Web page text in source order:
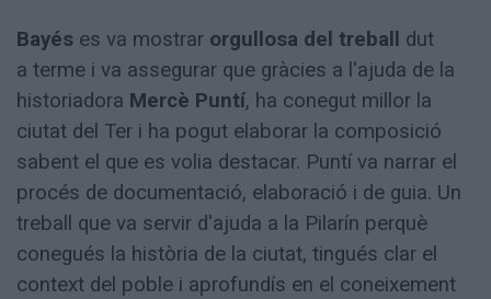
Bayés es va mostrar orgullosa del treball dut
a terme i va assegurar que gràcies a l'ajuda de la
historiadora Mercè Puntí, ha conegut millor la
ciutat del Ter i ha pogut elaborar la composició
sabent el que es volia destacar. Puntí va narrar el
procés de documentació, elaboració i de guia. Un
treball que va servir d'ajuda a la Pilarín perquè
conegués la història de la ciutat, tingués clar el
context del poble i aprofundís en el coneixement